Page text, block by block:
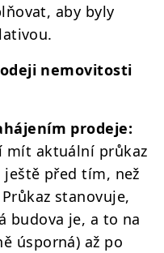
aby byly
nemovitosti
prodeje:
mít aktuální průkaz
před tím, než
stanovuje,
budova je, a to na
úsporná) až po